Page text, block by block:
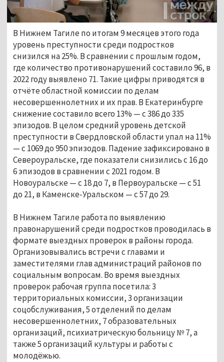
В Нижнем Тагиле по итогам 9 месяцев этого года
уровень преступности среди подростков
снизился на 25%. В сравнении с прошлым годом,
где количество противонарушений составило 96, в
2022 году выявлено 71. Такие цифры приводятся в
отчёте областной комиссии по делам
несовершеннолетних и их прав. В Екатеринбурге
снижение составило всего 13% — с 386 до 335
эпизодов. В целом средний уровень детской
преступности в Свердловской области упал на 11%
— с 1069 до 950 эпизодов. Падение зафиксировано в
Североуральске, где показатели снизились с 16 до
6 эпизодов в сравнении с 2021 годом. В
Новоуральске — с 18 до 7, в Первоуральске — с 51
до 21, в Каменске-Уральском — с 57 до 29.
В Нижнем Тагиле работа по выявлению
правонарушений среди подростков проводилась в
формате выездных проверок в районы города.
Организовывались встречи с главами и
заместителями глав администраций районов по
социальным вопросам. Во время выездных
проверок рабочая группа посетила: 3
территориальных комиссии, 3 организации
соцобслуживания, 5 отделений по делам
несовершеннолетних, 7 образовательных
организаций, психиатрическую больницу № 7, а
также 5 организаций культуры и работы с
молодёжью.